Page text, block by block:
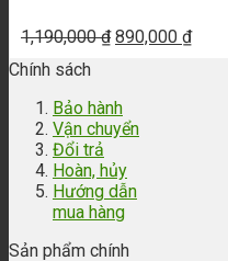
1,190,000₫ 890,000 ₫
Chính sách
Bảo hành
Vận chuyển
Đổi trả
Hoàn, hủy
Hướng dẫn
mua hàng
Sản phẩm chính